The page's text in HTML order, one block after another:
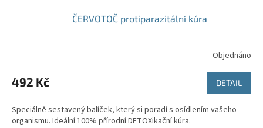
ČERVOTOČ protiparazitální kúra
Objednáno
492 Kč DETAIL
Speciálně sestavený balíček, který si poradí s osídlením vašeho
organismu. Ideální 100% přírodní DETOXikační kúra.